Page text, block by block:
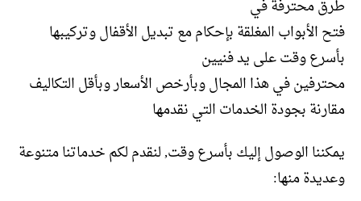
طرق محترفة في
فتح الأبواب المغلقة بإحكام مع تبديل الأقفال وتركيبها
بأسرع وقت على يد فنيين
محترفين في هذا المجال وبأرخص الأسعار وبأقل التكاليف
مقارنة بجودة الخدمات التي نقدمها
يمكننا الوصول إليك بأسرع وقت, لنقدم لكم خدماتنا متنوعة
وعديدة منها: